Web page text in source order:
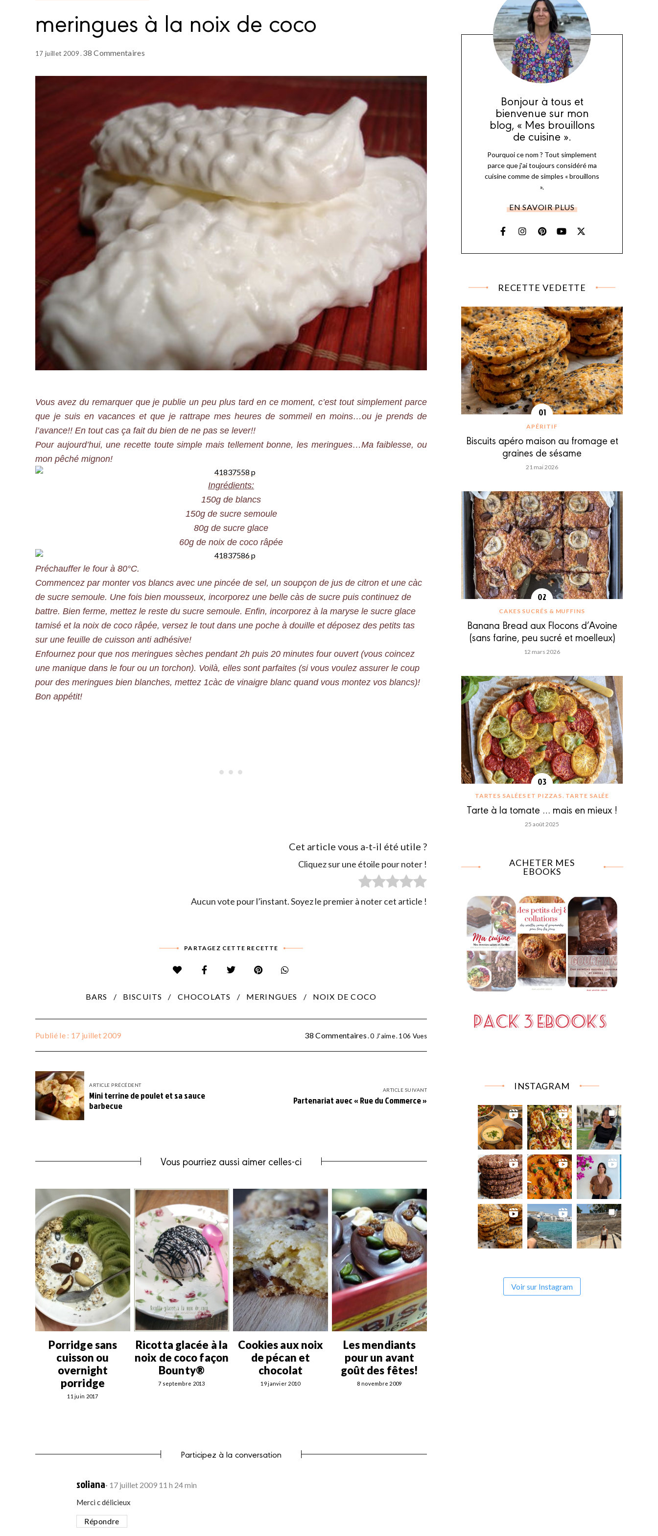
meringues à la noix de coco
17 juillet 2009 38 Commentaires
Vous avez du remarquer que je publie un peu plus tard en ce moment, c’est tout simplement parce
que je suis en vacances et que je rattrape mes heures de sommeil en moins…ou je prends de
l’avance!! En tout cas ça fait du bien de ne pas se lever!!
Pour aujourd’hui, une recette toute simple mais tellement bonne, les meringues…Ma faiblesse, ou
mon pêché mignon!
Ingrédients:
150g de blancs
150g de sucre semoule
80g de sucre glace
60g de noix de coco râpée
Préchauffer le four à 80°C.
Commencez par monter vos blancs avec une pincée de sel, un soupçon de jus de citron et une càc
de sucre semoule. Une fois bien mousseux, incorporez une belle càs de sucre puis continuez de
battre. Bien ferme, mettez le reste du sucre semoule. Enfin, incorporez à la maryse le sucre glace
tamisé et la noix de coco râpée, versez le tout dans une poche à douille et déposez des petits tas
sur une feuille de cuisson anti adhésive!
Enfournez pour que nos meringues sèches pendant 2h puis 20 minutes four ouvert (vous coincez
une manique dans le four ou un torchon). Voilà, elles sont parfaites (si vous voulez assurer le coup
pour des meringues bien blanches, mettez 1càc de vinaigre blanc quand vous montez vos blancs)!
Bon appétit!
Cet article vous a-t-il été utile ?
Cliquez sur une étoile pour noter !
Aucun vote pour l’instant. Soyez le premier à noter cet article !
PARTAGEZ CETTE RECETTE
BARS BISCUITS CHOCOLATS MERINGUES NOIX DE COCO
Publié le : 17 juillet 2009 38 Commentaires 0 J'aime 106 Vues
ARTICLE PRÉCÉDENT
Mini terrine de poulet et sa sauce
barbecue
ARTICLE SUIVANT
Partenariat avec « Rue du Commerce »
Vous pourriez aussi aimer celles-ci
Porridge sans
cuisson ou
overnight
porridge
11 juin 2017
Ricotta glacée à la
noix de coco façon
Bounty®
7 septembre 2013
Cookies aux noix
de pécan et
chocolat
19 janvier 2010
Les mendiants
pour un avant
goût des fêtes!
8 novembre 2009
Participez à la conversation
solianasays:
17 juillet 2009 11 h 24 min
Merci c délicieux
Répondre
Bonjour à tous et
bienvenue sur mon
blog, « Mes brouillons
de cuisine ».
Pourquoi ce nom ? Tout simplement
parce que j'ai toujours considéré ma
cuisine comme de simples « brouillons
».
EN SAVOIR PLUS
RECETTE VEDETTE
APÉRITIF
Biscuits apéro maison au fromage et
graines de sésame
21 mai 2026
CAKES SUCRÉS & MUFFINS
Banana Bread aux Flocons d’Avoine
(sans farine, peu sucré et moelleux)
12 mars 2026
TARTES SALÉES ET PIZZAS TARTE SALÉE
Tarte à la tomate … mais en mieux !
25 août 2025
ACHETER MES
EBOOKS
INSTAGRAM
Voir sur Instagram